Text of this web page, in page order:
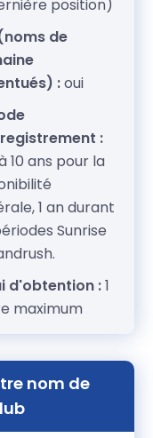
position)
de
:oui
:
10 ans pour la
1 an durant
Sunrise
d'obtention :1
maximum
nom de